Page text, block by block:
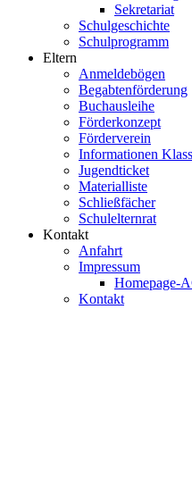
Sekretariat
Schulgeschichte
Schulprogramm
Eltern
Anmeldebögen
Begabtenförderung
Buchausleihe
Förderkonzept
Förderverein
Informationen
Jugendticket
Materialliste
Schließfächer
Schulelternrat
Kontakt
Anfahrt
Impressum
Homepage-
Kontakt